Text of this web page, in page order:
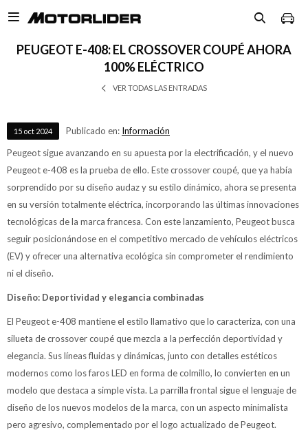

PEUGEOT E-408: EL CROSSOVER COUPÉ AHORA
100% ELÉCTRICO
VER TODAS LAS ENTRADAS
15 oct 2024 Publicado en: Información
Peugeot sigue avanzando en su apuesta por la electrificación, y el nuevo
Peugeot e-408 es la prueba de ello. Este crossover coupé, que ya había
sorprendido por su diseño audaz y su estilo dinámico, ahora se presenta
en su versión totalmente eléctrica, incorporando las últimas innovaciones
tecnológicas de la marca francesa. Con este lanzamiento, Peugeot busca
seguir posicionándose en el competitivo mercado de vehículos eléctricos
(EV) y ofrecer una alternativa ecológica sin comprometer el rendimiento
ni el diseño.
Diseño: Deportividad y elegancia combinadas
El Peugeot e-408 mantiene el estilo llamativo que lo caracteriza, con una
silueta de crossover coupé que mezcla a la perfección deportividad y
elegancia. Sus líneas fluidas y dinámicas, junto con detalles estéticos
modernos como los faros LED en forma de colmillo, lo convierten en un
modelo que destaca a simple vista. La parrilla frontal sigue el lenguaje de
diseño de los nuevos modelos de la marca, con un aspecto minimalista
pero agresivo, complementado por el logo actualizado de Peugeot.